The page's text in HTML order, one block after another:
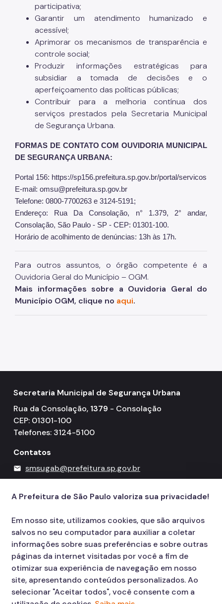
participativa;
Garantir um atendimento humanizado e
acessível;
Aprimorar os mecanismos de transparência e
controle social;
Produzir informações estratégicas para
subsidiar a tomada de decisões e o
aperfeiçoamento das políticas públicas;
Contribuir para a melhoria contínua dos
serviços prestados pela Secretaria Municipal
de Segurança Urbana.
FORMAS DE CONTATO COM OUVIDORIA MUNICIPAL
DE SEGURANÇA URBANA:
Portal 156: https://sp156.prefeitura.sp.gov.br/portal/servicos
E-mail: omsu@prefeitura.sp.gov.br
Telefone: 0800-7700263 e 3124-5191;
Endereço: Rua Da Consolação, n° 1.379, 2° andar,
Consolação, São Paulo - SP - CEP: 01301-100.
Horário de acolhimento de denúncias: 13h às 17h.
Para outros assuntos, o órgão competente é a
Ouvidoria Geral do Município – OGM.
Mais informações sobre a Ouvidoria Geral do
Município OGM, clique no aqui.
Secretaria Municipal de Segurança Urbana
Rua da Consolação, 1379 - Consolação
CEP: 01301-100
Telefones: 3124-5100
Contatos
mail smsugab@prefeitura.sp.gov.br
156
A Prefeitura de São Paulo valoriza sua privacidade!
Em nosso site, utilizamos cookies, que são arquivos
salvos no seu computador para auxiliar a coletar
informações sobre suas preferências e sobre outras
páginas da internet visitadas por você a fim de
otimizar sua experiência de navegação em nosso
site, apresentando conteúdos personalizados. Ao
selecionar "Aceitar todos", você consente com a